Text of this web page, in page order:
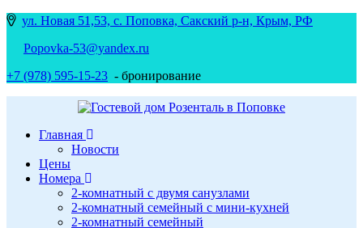
ул. Новая 51,53, с. Поповка, Сакский р-н, Крым, РФ
Popovka-53@yandex.ru
+7 (978) 595-15-23 - бронирование
Главная
Новости
Цены
Номера
2-комнатный с двумя санузлами
2-комнатный семейный с мини-кухней
2-комнатный семейный